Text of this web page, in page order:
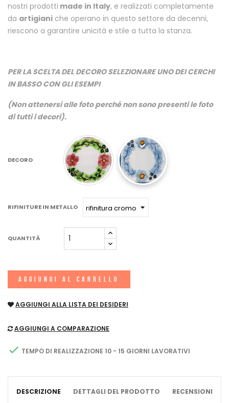
nostri prodotti made in Italy, e realizzati completamente
da artigiani che operano in questo settore da decenni,
riescono a garantire unicità e stile a tutta la stanza.
PER LA SCELTA DEL DECORO SELEZIONARE UNO DEI CERCHI
IN BASSO CON GLI ESEMPI
(Non attenersi alle foto perché non sono presenti le foto
di tutti i decori).
DECORO
RIFINITURE IN METALLO
QUANTITÀ
AGGIUNGI AL CARRELLO
AGGIUNGI ALLA LISTA DEI DESIDERI
AGGIUNGI A COMPARAZIONE
 TEMPO DI REALIZZAZIONE 10 - 15 GIORNI LAVORATIVI
DESCRIZIONE DETTAGLI DEL PRODOTTO RECENSIONI